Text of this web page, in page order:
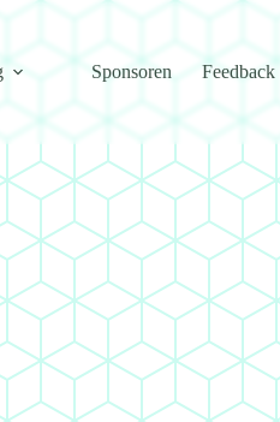
Sponsoren Feedback